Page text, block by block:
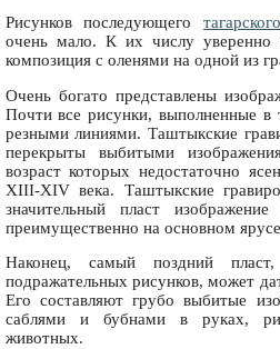
Рисунков последующего
очень мало. К их числу
композиция с оленями на одной из
Очень богато представлены
Почти все рисунки, выполненные в
резными линиями. Таштыкские
перекрыты выбитыми
возраст которых недостаточно
XIII-XIV века. Таштыкские
значительный пласт
преимущественно на основном
Наконец, самый поздний
подражательных рисунков, может
Его составляют грубо выбитые
саблями и бубнами в руках,
животных.